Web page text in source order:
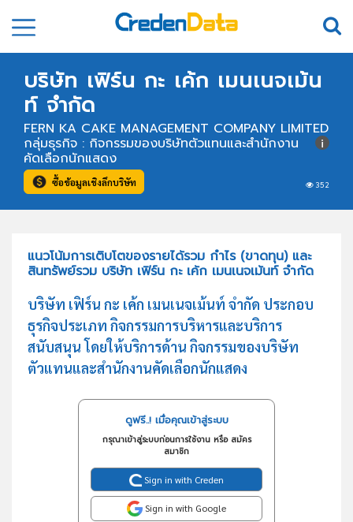
บริษัท เฟิร์น กะ เค้ก เมนเนจเม้น
ท์ จำกัด
FERN KA CAKE MANAGEMENT COMPANY LIMITED
352
กลุ่มธุรกิจ : กิจกรรมของบริษัทตัวแทนและสำนักงาน
คัดเลือกนักแสดง
ซื้อข้อมูลเชิงลึกบริษัท
แนวโน้มการเติบโตของรายได้รวม กำไร (ขาดทุน) และ
สินทรัพย์รวม บริษัท เฟิร์น กะ เค้ก เมนเนจเม้นท์ จำกัด
บริษัท เฟิร์น กะ เค้ก เมนเนจเม้นท์ จำกัด ประกอบ
ธุรกิจประเภท กิจกรรมการบริหารและบริการ
สนับสนุน โดยให้บริการด้าน กิจกรรมของบริษัท
ตัวแทนและสำนักงานคัดเลือกนักแสดง
ดูฟรี..! เมื่อคุณเข้าสู่ระบบ
กรุณาเข้าสู่ระบบก่อนการใช้งาน หรือ สมัคร
สมาชิก
Sign in with Creden
Sign in with Google